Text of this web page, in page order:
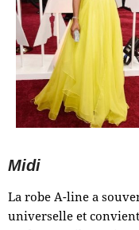
Midi
La robe A-line a
universelle et